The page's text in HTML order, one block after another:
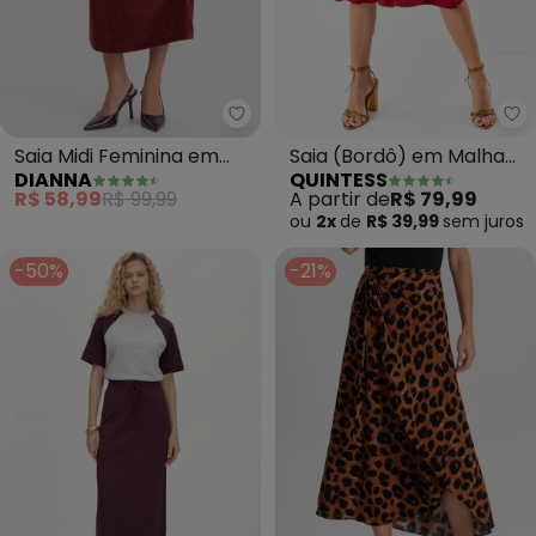
Dianna - Saia Midi Feminina
Saia Midi Feminina em
Tricot Glow Shine
(Vermelho)
DIANNA
R$ 58,99R$ 99,99
Saia (Bordô) em Malha
de Viscose
QUINTESS
A partir deR$ 79,99
ou 2x de R$ 39,99 sem juros
-50% -21%